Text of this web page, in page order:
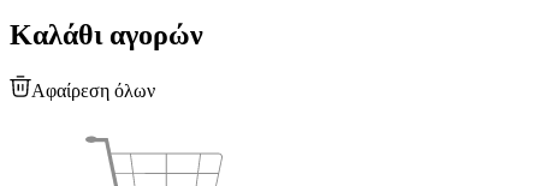
Καλάθι αγορών
Αφαίρεση όλων